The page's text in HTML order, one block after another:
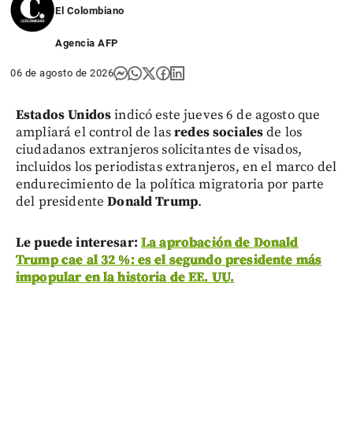
El Colombiano
Agencia AFP
06 de agosto de 2026
Estados Unidosindicó este jueves 6 de agosto que
ampliará el control de lasredes socialesde los
ciudadanos extranjeros solicitantes de visados,
incluidos los periodistas extranjeros, en el marco del
endurecimiento de la política migratoria por parte
del presidenteDonald Trump.
Le puede interesar: La aprobación de Donald
Trump cae al 32 %: es el segundo presidente más
impopular en la historia de EE. UU.